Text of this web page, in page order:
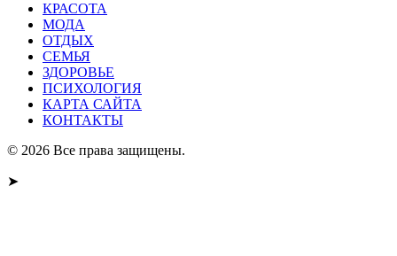
КРАСОТА
МОДА
ОТДЫХ
СЕМЬЯ
ЗДОРОВЬЕ
ПСИХОЛОГИЯ
КАРТА САЙТА
КОНТАКТЫ
© 2026 Все права защищены.
➤